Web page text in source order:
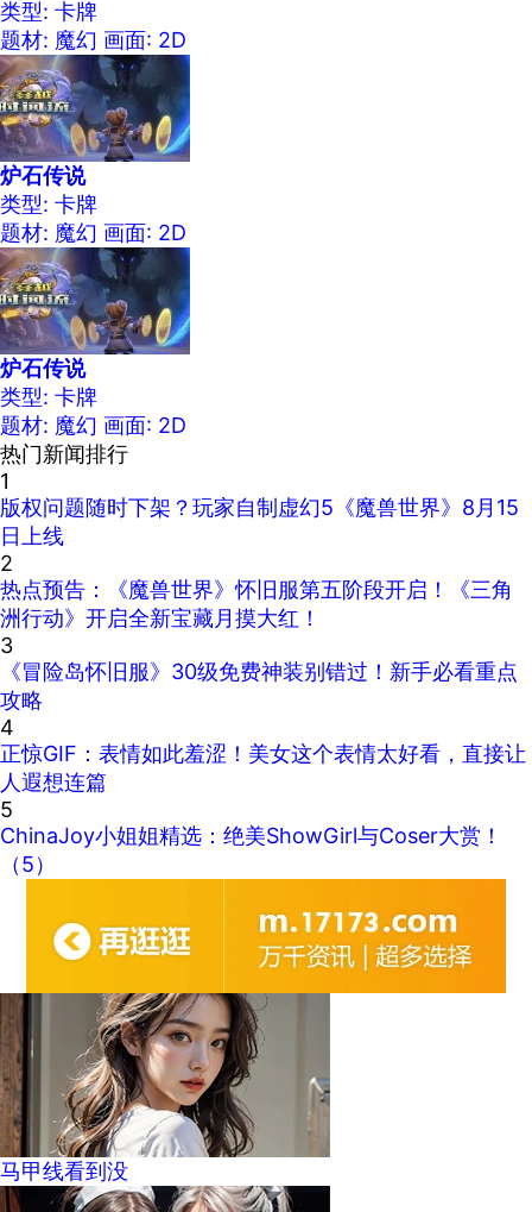
类型: 卡牌
题材: 魔幻 画面: 2D
炉石传说
类型: 卡牌
题材: 魔幻 画面: 2D
炉石传说
类型: 卡牌
题材: 魔幻 画面: 2D
热门新闻排行
1
版权问题随时下架？玩家自制虚幻5《魔兽世界》8月15
日上线
2
热点预告：《魔兽世界》怀旧服第五阶段开启！《三角
洲行动》开启全新宝藏月摸大红！
3
《冒险岛怀旧服》30级免费神装别错过！新手必看重点
攻略
4
正惊GIF：表情如此羞涩！美女这个表情太好看，直接让
人遐想连篇
5
ChinaJoy小姐姐精选：绝美ShowGirl与Coser大赏！
（5）
马甲线看到没